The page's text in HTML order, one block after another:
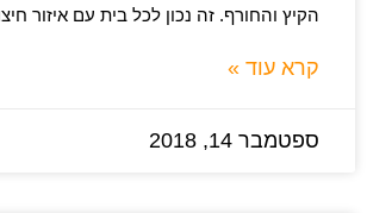
הקיץ והחורף. זה נכון לכל בית עם איזור
קרא עוד »
ספטמבר 14, 2018